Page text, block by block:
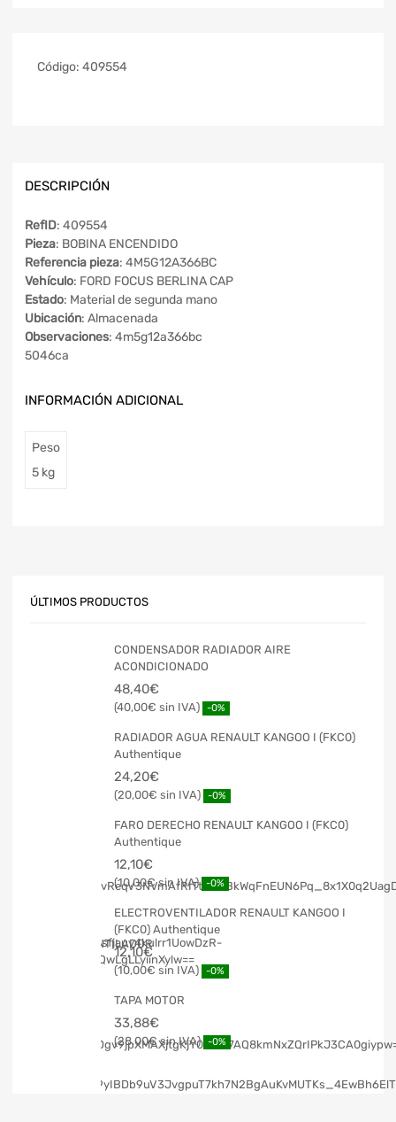
Código: 409554
DESCRIPCIÓN
RefID: 409554
Pieza: BOBINA ENCENDIDO
Referencia pieza: 4M5G12A366BC
Vehículo: FORD FOCUS BERLINA CAP
Estado: Material de segunda mano
Ubicación: Almacenada
Observaciones: 4m5g12a366bc
5046ca
INFORMACIÓN ADICIONAL
Peso
5 kg
ÚLTIMOS PRODUCTOS
CONDENSADOR RADIADOR AIRE
ACONDICIONADO
48,40€
40,00€ -0%
RADIADOR AGUA RENAULT KANGOO I (FKC0)
Authentique
24,20€
20,00€ -0%
FARO DERECHO RENAULT KANGOO I (FKC0)
Authentique
12,10€
10,00€ -0%
ELECTROVENTILADOR RENAULT KANGOO I
(FKC0) Authentique
12,10€
10,00€ -0%
TAPA MOTOR
33,88€
28,00€ -0%